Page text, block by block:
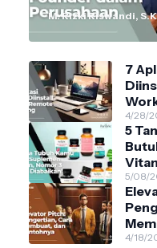
M. Rizki Riswandi,
7
4/28/
5
5/08/
4/18/